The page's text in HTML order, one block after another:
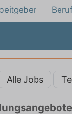
Alle Jobs